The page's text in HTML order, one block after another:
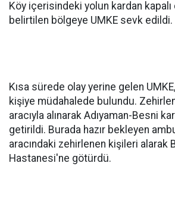
Köy içerisindeki yolun kardan kapalı
belirtilen bölgeye UMKE sevk edildi.
Kısa sürede olay yerine gelen
kişiye müdahalede bulundu.
aracıyla alınarak Adıyaman-Besni
getirildi. Burada hazır bekleyen
aracındaki zehirlenen kişileri alarak
Hastanesi'ne götürdü.